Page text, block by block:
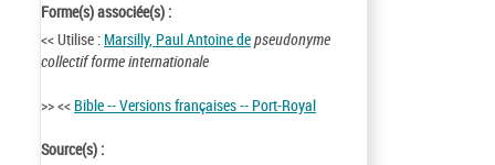
Forme(s) associée(s) :
<< Utilise : Marsilly, Paul Antoine depseudonyme
collectif forme internationale
>> << Bible -- Versions françaises -- Port-Royal
Source(s) :